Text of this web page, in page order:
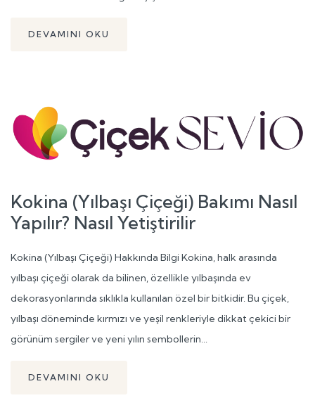
DEVAMINI OKU
Kokina (Yılbaşı Çiçeği) Bakımı Nasıl
Yapılır? Nasıl Yetiştirilir
Kokina (Yılbaşı Çiçeği) Hakkında Bilgi Kokina, halk arasında
yılbaşı çiçeği olarak da bilinen, özellikle yılbaşında ev
dekorasyonlarında sıklıkla kullanılan özel bir bitkidir. Bu çiçek,
yılbaşı döneminde kırmızı ve yeşil renkleriyle dikkat çekici bir
görünüm sergiler ve yeni yılın sembollerin...
DEVAMINI OKU